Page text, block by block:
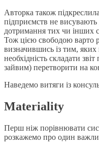
Авторка також
підприємств не
дотримання тих чи інших
Тож цією свободою варто
визначившись із тим,
необхідність складати
зайвим) перетворити на
Наведемо витяги із
Materiality
Перш ніж порівнювати
розкажемо про один